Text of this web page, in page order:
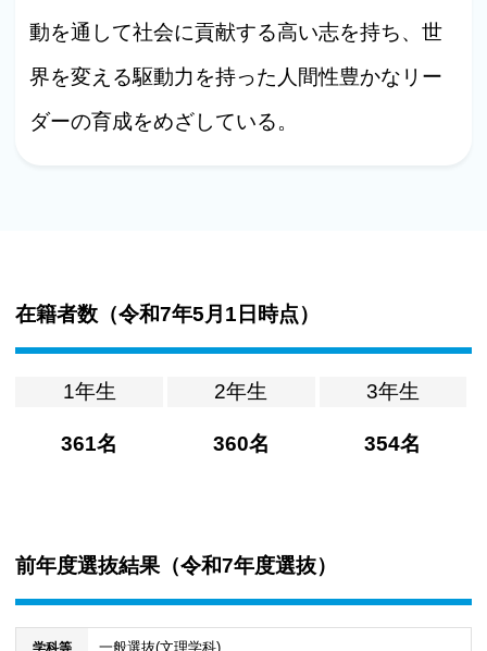
動を通して社会に貢献する高い志を持ち、世
界を変える駆動力を持った人間性豊かなリー
ダーの育成をめざしている。
在籍者数（令和7年5月1日時点）
1年生
361名
2年生
360名
3年生
354名
前年度選抜結果（令和7年度選抜）
学科等 一般選抜(文理学科)